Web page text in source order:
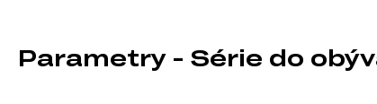
Parametry - Série do